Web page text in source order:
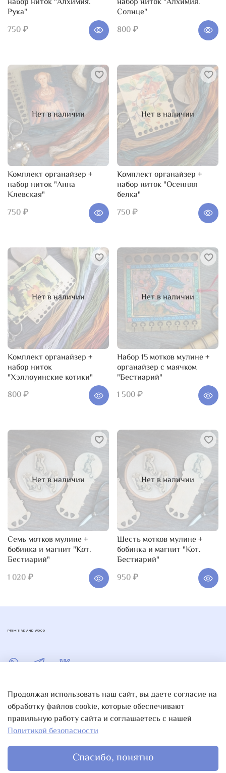
Рука"
750 ₽
Солнце"
800 ₽
Нет в наличии
Комплект органайзер +
набор ниток "Анна
Клевская"
750 ₽
Нет в наличии
Комплект органайзер +
набор ниток "Осенняя
белка"
750 ₽
Нет в наличии
Комплект органайзер +
набор ниток
"Хэллоуинские котики"
800 ₽
Нет в наличии
Набор 15 мотков мулине +
органайзер с маячком
"Бестиарий"
1 500 ₽
Нет в наличии
Семь мотков мулине +
бобинка и магнит "Кот.
Бестиарий"
1 020 ₽
Нет в наличии
Шесть мотков мулине +
бобинка и магнит "Кот.
Бестиарий"
950 ₽
PRIMITIVE AND WOOD
Продолжая использовать наш сайт, вы даете согласие на
обработку файлов cookie, которые обеспечивают
правильную работу сайта и соглашаетесь с нашей
Политикой безопасности
Спасибо, понятно